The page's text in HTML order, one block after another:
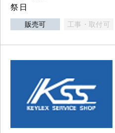
祭日
販売可 工事・取付可